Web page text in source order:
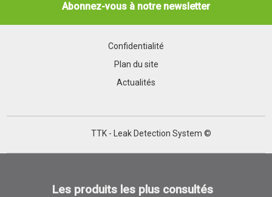
Abonnez-vous à notre newsletter
Confidentialité
Plan du site
Actualités
TTK - Leak Detection System ©
Les produits les plus consultés